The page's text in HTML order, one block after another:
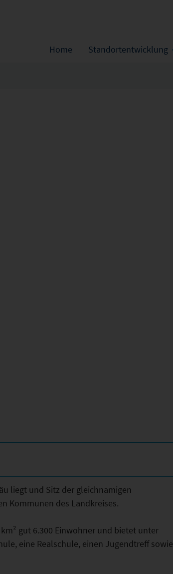
Home Standortentwicklung
liegt und Sitz der gleichnamigen
Kommunen des Landkreises.
gut 6.300 Einwohner und bietet unter
eine Realschule, einen Jugendtreff sowie